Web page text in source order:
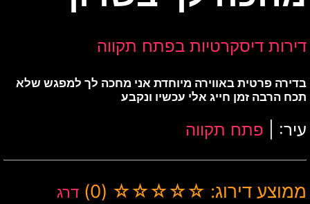
דירות דיסקרטיות בפתח תקווה
בדירה פרטית באווירה מיוחדת אני מחכה לך למפגש שלא
תכח הרבה זמן חייג אלי עכשיו ונקבע
עיר: | פתח תקווה
ממוצע דירוג: ☆☆☆☆☆ (0) דרג